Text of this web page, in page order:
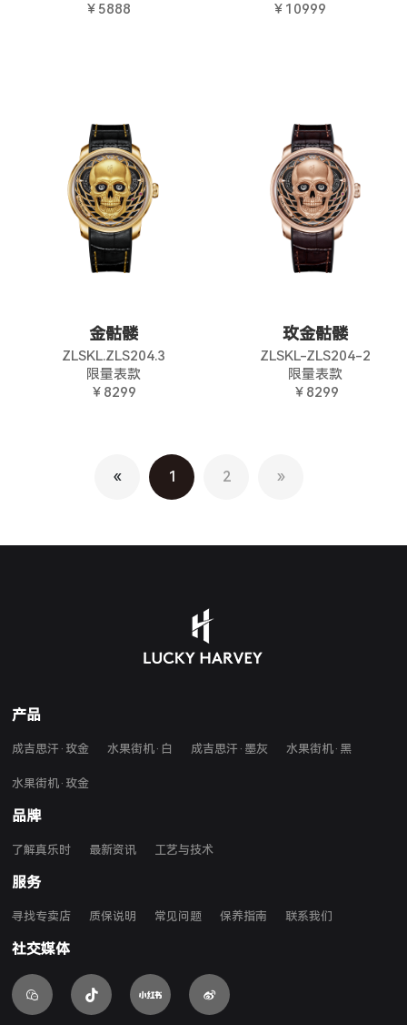
￥5888
￥10999
金骷髅
ZLSKL.ZLS204.3
限量表款
￥8299
玫金骷髅
ZLSKL-ZLS204-2
限量表款
￥8299
« 1 2 »
产品
成吉思汗·玫金 水果街机·白 成吉思汗·墨灰 水果街机·黑
水果街机·玫金
品牌
了解真乐时 最新资讯 工艺与技术
服务
寻找专卖店 质保说明 常见问题 保养指南 联系我们
社交媒体